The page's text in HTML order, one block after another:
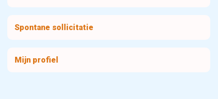
Spontane sollicitatie
Mijn profiel